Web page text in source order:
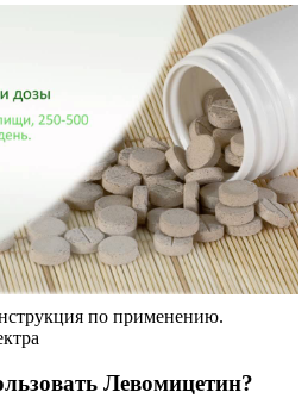
по применению.
Левомицетин?